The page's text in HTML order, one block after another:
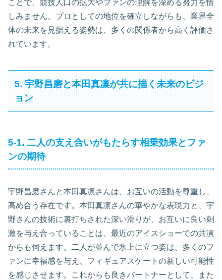
ことで、競技人口の拡大やファンの理解を深める努力を惜
しみません。プロとしての地位を確立しながらも、業界全
体の未来を見据える姿勢は、多くの関係者から高く評価さ
れています。
5. 宇野昌磨と本田真凛が共に描く未来のビジ
ョン
5-1. 二人の支え合いがもたらす相乗効果とファ
ンの期待
宇野昌磨さんと本田真凛さんは、お互いの活動を尊重し、
高め合う存在です。本田真凛さんの華やかな表現力と、宇
野さんの技術に裏打ちされた深い滑りが、お互いに良い刺
激を与え合っていることは、最近のアイスショーでの共演
からも伺えます。二人が並んで氷上に立つ姿は、多くのフ
ァンに幸福感を与え、フィギュアスケートの新しい可能性
を感じさせます。これからも良きパートナーとして、また